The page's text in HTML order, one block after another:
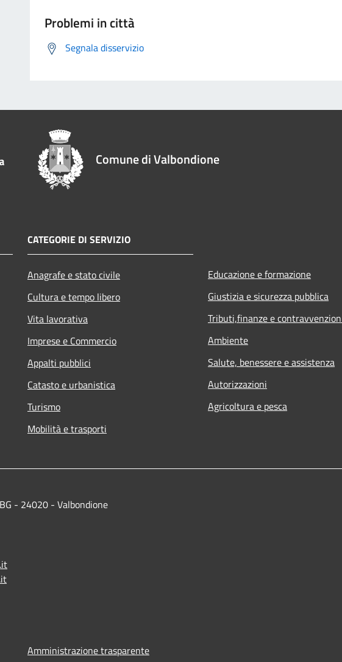
Problemi in città
Segnala disservizio
Comune di Valbondione
CATEGORIE DI SERVIZIO
Anagrafe e stato civile
Cultura e tempo libero
Vita lavorativa
Imprese e Commercio
Appalti pubblici
Catasto e urbanistica
Turismo
Mobilità e trasporti
Educazione e formazione
Giustizia e sicurezza pubblica
Tributi,finanze e
Ambiente
Salute, benessere e assistenza
Autorizzazioni
Agricoltura e pesca
- 24020 - Valbondione
Amministrazione trasparente